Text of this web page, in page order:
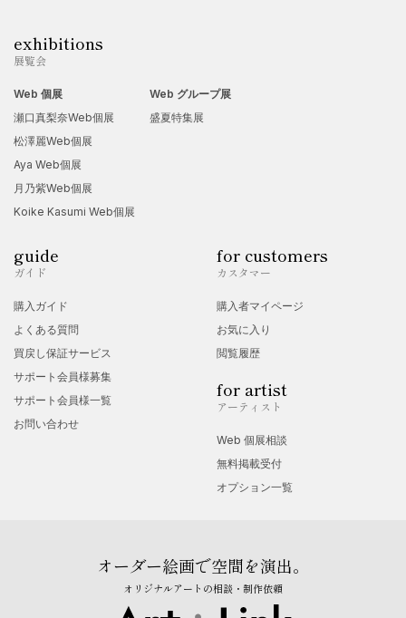
1985年
・岡崎市美術館「第6回美側展」
1986年
・岡崎市美術館「第7回美側展」
exhibitions
展覧会
Web 個展
瀬口真梨奈Web個展
松澤麗Web個展
Aya Web個展
月乃紫Web個展
Koike Kasumi Web個展
Web グループ展
盛夏特集展
guide
ガイド
購入ガイド
よくある質問
買戻し保証サービス
サポート会員様募集
サポート会員様一覧
お問い合わせ
for customers
カスタマー
購入者マイページ
お気に入り
閲覧履歴
for artist
アーティスト
Web 個展相談
無料掲載受付
オプション一覧
オーダー絵画で空間を演出。
オリジナルアートの相談・制作依頼